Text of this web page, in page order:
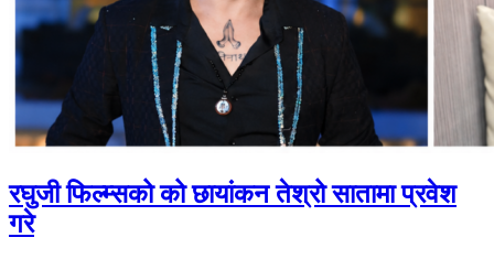
रघुजी फिल्म्सको को छायांकन तेश्रो सातामा प्रवेश
गरे